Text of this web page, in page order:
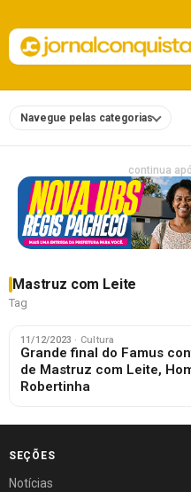
Navegue pelas categorias
continua
Mastruz com Leite
Tag
11/12/2023 · Cultura
Grande final do Famus
de Mastruz com Leite,
Robertinha
SEÇÕES
Notícias